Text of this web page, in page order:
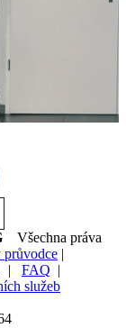
Všechna práva
|
| FAQ |
služeb